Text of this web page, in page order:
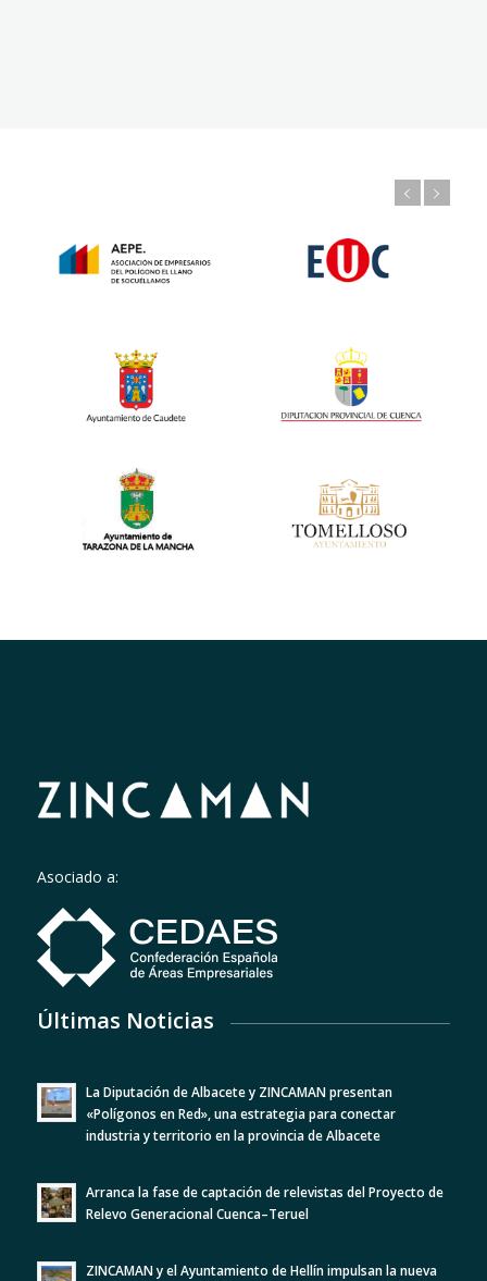
Asociado a:
Últimas Noticias
La Diputación de Albacete y ZINCAMAN presentan
«Polígonos en Red», una estrategia para conectar
industria y territorio en la provincia de Albacete
Arranca la fase de captación de relevistas del Proyecto de
Relevo Generacional Cuenca–Teruel
ZINCAMAN y el Ayuntamiento de Hellín impulsan la nueva